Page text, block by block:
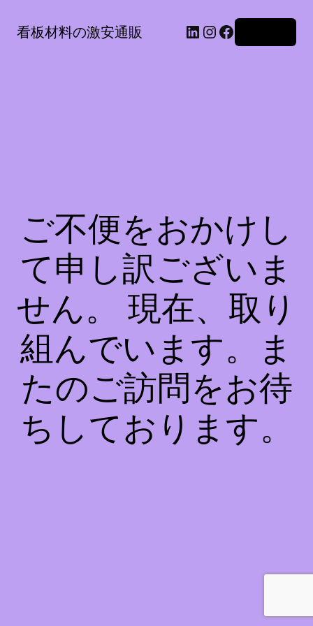
看板材料の激安通販 LinkedIn Instagram Facebook
ご不便をおかけし
て申し訳ございま
せん。 現在、取り
組んでいます。ま
たのご訪問をお待
ちしております。